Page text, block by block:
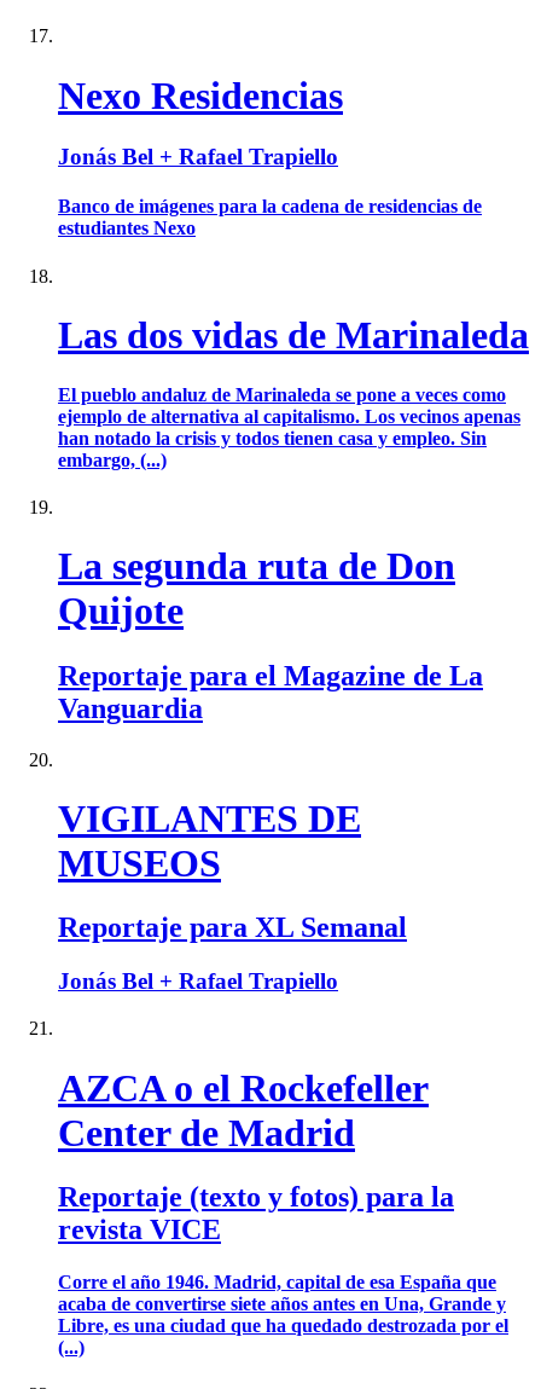
Nexo Residencias
Jonás Bel + Rafael Trapiello
Banco de imágenes para la cadena de residencias de
estudiantes Nexo
Las dos vidas de Marinaleda
El pueblo andaluz de Marinaleda se pone a veces como
ejemplo de alternativa al capitalismo. Los vecinos apenas
han notado la crisis y todos tienen casa y empleo. Sin
embargo, (...)
La segunda ruta de Don
Quijote
Reportaje para el Magazine de La
Vanguardia
VIGILANTES DE
MUSEOS
Reportaje para XL Semanal
Jonás Bel + Rafael Trapiello
AZCA o el Rockefeller
Center de Madrid
Reportaje (texto y fotos) para la
revista VICE
Corre el año 1946. Madrid, capital de esa España que
acaba de convertirse siete años antes en Una, Grande y
Libre, es una ciudad que ha quedado destrozada por el
(...)